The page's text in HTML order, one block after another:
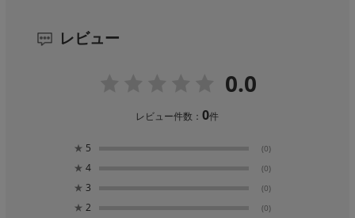
レビュー
0.0
レビュー件数：0件
★ 5 (0)
★ 4 (0)
★ 3 (0)
★ 2 (0)